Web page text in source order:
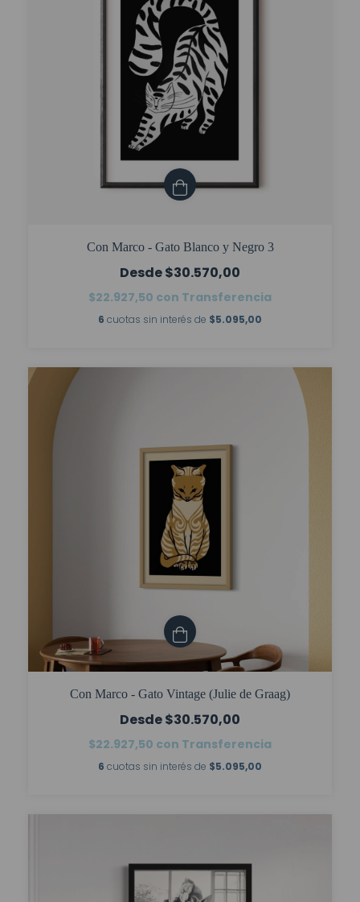
Con Marco - Gato Blanco y Negro 3
$30.570,00
$22.927,50 con Transferencia
6 cuotas sin interés de $5.095,00
Con Marco - Gato Vintage (Julie de Graag)
$30.570,00
$22.927,50 con Transferencia
6 cuotas sin interés de $5.095,00